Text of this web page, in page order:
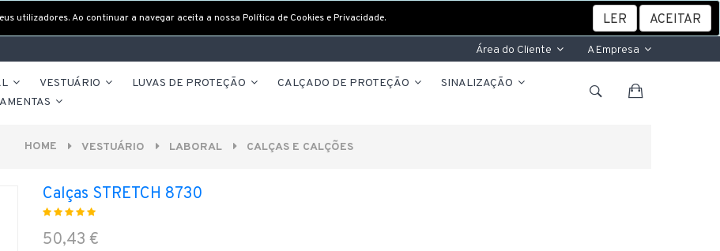
utilizadores. Ao continuar a navegar aceita a nossa Política de Cookies e Privacidade. LER ACEITAR
Área do Cliente A Empresa
VESTUÁRIO LUVAS DE PROTEÇÃO CALÇADO DE PROTEÇÃO
SINALIZAÇÃO
HOME VESTUÁRIO LABORAL CALÇAS E CALÇÕES
Calças STRETCH 8730
50,43 €